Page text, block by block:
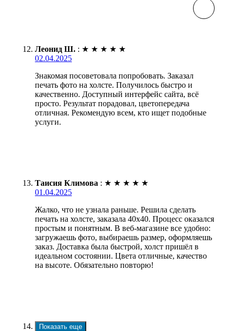
Леонид Ш. : ★ ★ ★ ★ ★
02.04.2025
Знакомая посоветовала попробовать. Заказал
печать фото на холсте. Получилось быстро и
качественно. Доступный интерфейс сайта, всё
просто. Результат порадовал, цветопередача
отличная. Рекомендую всем, кто ищет подобные
услуги.
Таисия Климова : ★ ★ ★ ★ ★
01.04.2025
Жалко, что не узнала раньше. Решила сделать
печать на холсте, заказала 40х40. Процесс оказался
простым и понятным. В веб-магазине все удобно:
загружаешь фото, выбираешь размер, оформляешь
заказ. Доставка была быстрой, холст пришёл в
идеальном состоянии. Цвета отличные, качество
на высоте. Обязательно повторю!
Показать еще